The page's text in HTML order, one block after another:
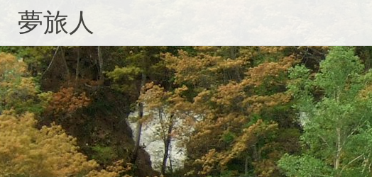
ン
ツ
へ
ス
キ
ッ
プ
夢旅人